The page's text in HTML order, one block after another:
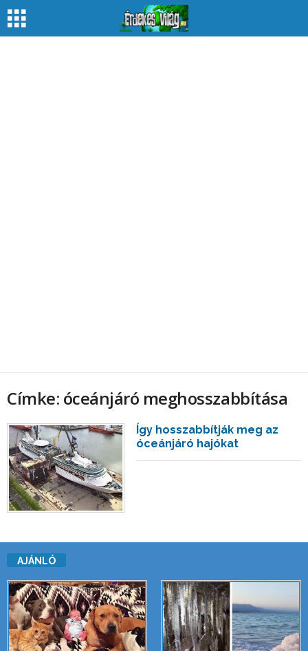
Címke: óceánjáró meghosszabbítása
Így hosszabbítják meg az
óceánjáró hajókat
AJÁNLÓ